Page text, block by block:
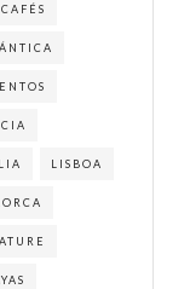
CAFÉS
LISBOA